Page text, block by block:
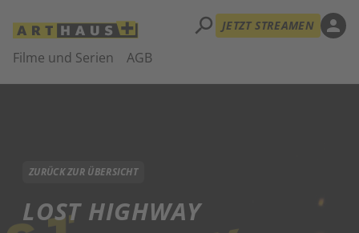
Filme und Serien AGB
search JETZT STREAMEN person
ZURÜCK ZUR ÜBERSICHT
LOST HIGHWAY